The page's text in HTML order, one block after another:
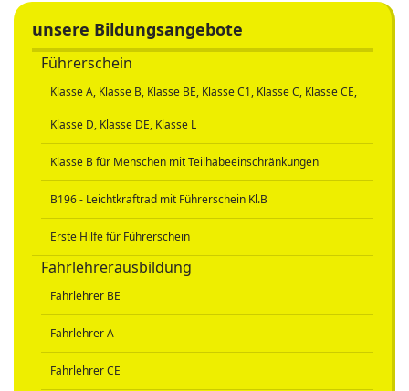
unsere Bildungsangebote
Führerschein
Klasse A, Klasse B, Klasse BE, Klasse C1, Klasse C, Klasse CE,
Klasse D, Klasse DE, Klasse L
Klasse B für Menschen mit Teilhabeeinschränkungen
B196 - Leichtkraftrad mit Führerschein Kl.B
Erste Hilfe für Führerschein
Fahrlehrerausbildung
Fahrlehrer BE
Fahrlehrer A
Fahrlehrer CE